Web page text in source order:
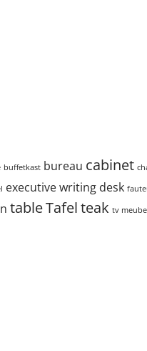
buffetkast bureau cabinet
executive writing desk
tableTafel teak tv